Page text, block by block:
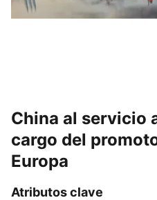
China al servicio
cargo del
Europa
Atributos clave